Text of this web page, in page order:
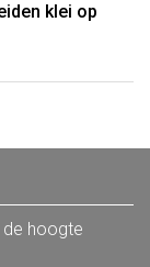
klei op
de hoogte